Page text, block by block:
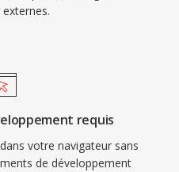
requis
votre navigateur sans
de développement